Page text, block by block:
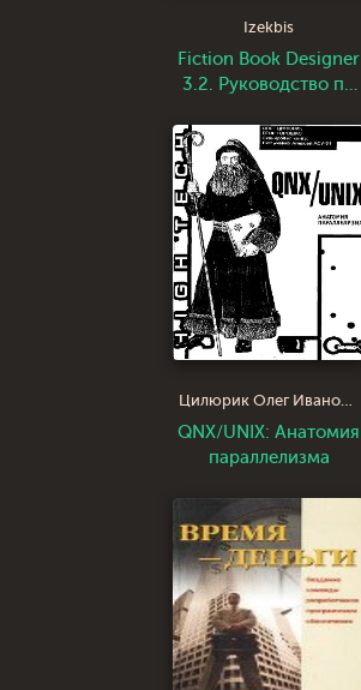
Izekbis
Fiction Book Designer
3.2. Руководство по
Цилюрик Олег Иванович
QNX/UNIX: Анатомия
параллелизма